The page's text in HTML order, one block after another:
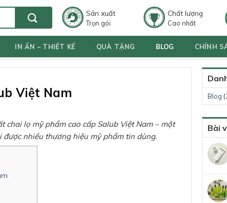
Sản xuất
Trọn gói
Chất lượng
Cao nhất
IN ẤN – THIẾT KẾ QUÀ TẶNG BLOG CHÍNH
Việt Nam
chai lọ mỹ phẩm cao cấp Salub Việt Nam – một
nhiều thương hiệu mỹ phẩm tin dùng.
Blog
Bài